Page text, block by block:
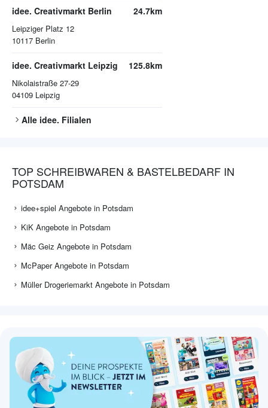
idee. Creativmarkt Berlin
Leipziger Platz 12
10117 Berlin
24.7km
idee. Creativmarkt Leipzig
Nikolaistraße 27-29
04109 Leipzig
125.8km
Alle idee. Filialen
TOP SCHREIBWAREN & BASTELBEDARF IN
POTSDAM
idee+spiel Angebote in Potsdam
KiK Angebote in Potsdam
Mäc Geiz Angebote in Potsdam
McPaper Angebote in Potsdam
Müller Drogeriemarkt Angebote in Potsdam